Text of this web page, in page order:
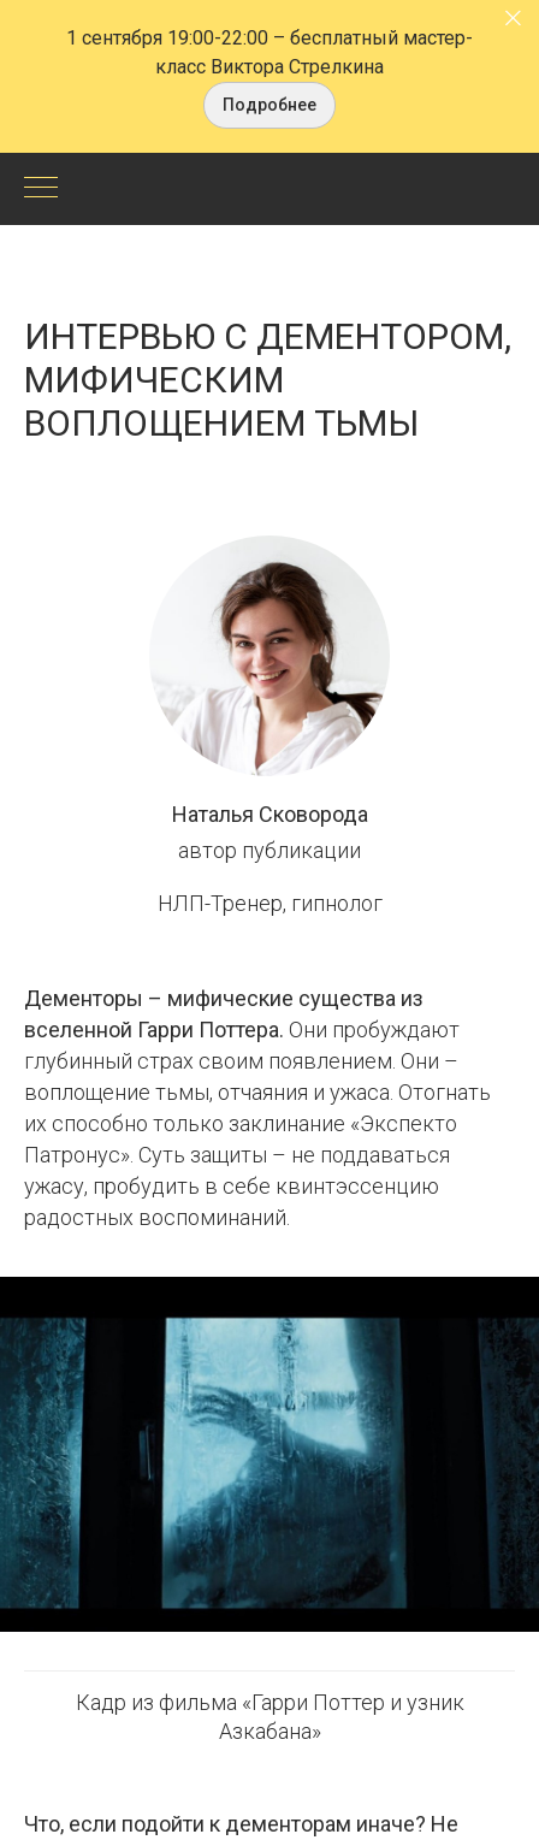
1 сентября 19:00-22:00 – бесплатный мастер-
класс Виктора Стрелкина
Подробнее
дементором,
мифическим
воплощением
ИНТЕРВЬЮ С ДЕМЕНТОРОМ,
МИФИЧЕСКИМ
ВОПЛОЩЕНИЕМ ТЬМЫ
Наталья Сковорода
автор публикации
НЛП-Тренер, гипнолог
Дементоры – мифические существа из
вселенной Гарри Поттера. Они пробуждают
глубинный страх своим появлением. Они –
воплощение тьмы, отчаяния и ужаса. Отогнать
их способно только заклинание «Экспекто
Патронус». Суть защиты – не поддаваться
ужасу, пробудить в себе квинтэссенцию
радостных воспоминаний.
Кадр из фильма «Гарри Поттер и узник
Азкабана»
Что, если подойти к дементорам иначе? Не